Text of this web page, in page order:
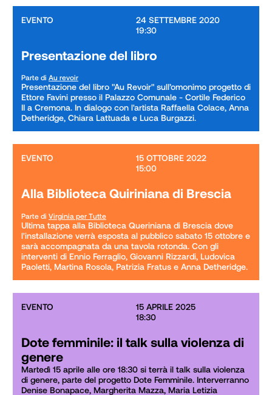
EVENTO
24 SETTEMBRE 2020
19:30
Presentazione del libro
Parte di Au revoir
Presentazione del libro "Au Revoir" sull’omonimo progetto di
Ettore Favini presso il Palazzo Comunale - Cortile Federico
II a Cremona. In dialogo con l'artista Raffaella Colace, Anna
Detheridge, Chiara Lattuada e Luca Burgazzi.
EVENTO
15 OTTOBRE 2022
15:00
Alla Biblioteca Quiriniana di Brescia
Parte di Virginia per Tutte
Ultima tappa alla Biblioteca Queriniana di Brescia dove
l'installazione verrà esposta al pubblico sabato 15 ottobre e
sarà accompagnata da una tavola rotonda. Con gli
interventi di Ennio Ferraglio, Giovanni Rizzardi, Ludovica
Paoletti, Martina Rosola, Patrizia Fratus e Anna Detheridge.
EVENTO
15 APRILE 2025
18:30
Dote femminile: il talk sulla violenza di
genere
Martedì 15 aprile alle ore 18:30 si terrà il talk sulla violenza
di genere, parte del progetto Dote Femminile. Interverranno
Denise Bonapace, Margherita Mazza, Maria Letizia